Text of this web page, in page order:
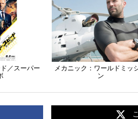
／スーパー
メカニック：ワールドミッ
ン